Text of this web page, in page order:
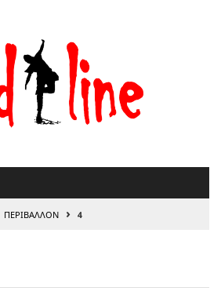
ΠΕΡΙΒΑΛΛΟΝ › 4